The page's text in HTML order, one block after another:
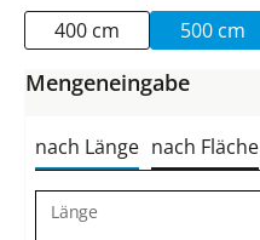
400 cm 500 cm
Mengeneingabe
nach Länge nach Fläche
Länge